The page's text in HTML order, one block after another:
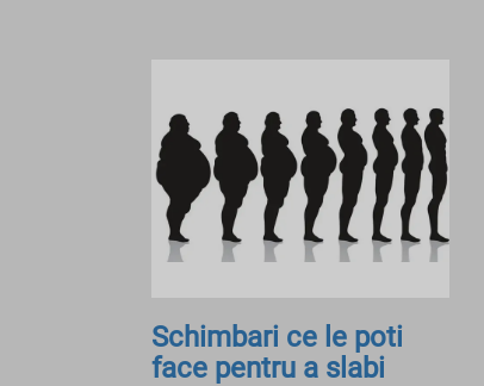
Schimbari ce le poti
face pentru a slabi